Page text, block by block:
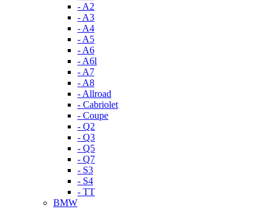
- A2
- A3
- A4
- A5
- A6
- A6l
- A7
- A8
- Allroad
- Cabriolet
- Coupe
- Q2
- Q3
- Q5
- Q7
- S3
- S4
- TT
BMW